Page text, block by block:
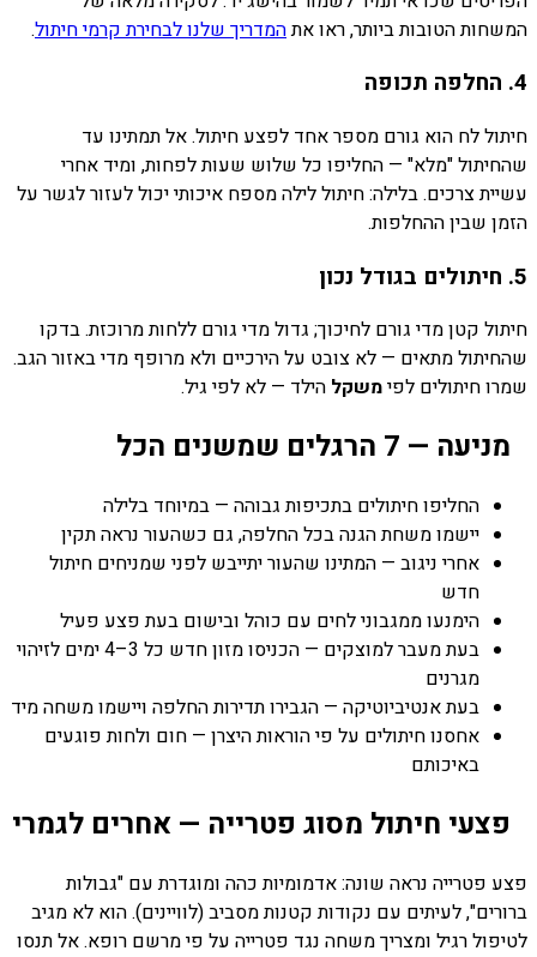
המשחות הטובות ביותר, ראו אתהמדריך שלנו לבחירת קרמי חיתול.
4. החלפה תכופה
חיתול לח הוא גורם מספר אחד לפצע חיתול. אל תמתינו עד
שהחיתול "מלא" — החליפו כל שלוש שעות לפחות, ומיד אחרי
עשיית צרכים. בלילה: חיתול לילה מספח איכותי יכול לעזור לגשר על
הזמן שבין ההחלפות.
5. חיתולים בגודל נכון
חיתול קטן מדי גורם לחיכוך; גדול מדי גורם ללחות מרוכזת. בדקו
שהחיתול מתאים — לא צובט על הירכיים ולא מרופף מדי באזור הגב.
שמרו חיתולים לפימשקל הילד — לא לפי גיל.
מניעה — 7 הרגלים שמשנים הכל
החליפו חיתולים בתכיפות גבוהה — במיוחד בלילה
יישמו משחת הגנה בכל החלפה, גם כשהעור נראה תקין
אחרי ניגוב — המתינו שהעור יתייבש לפני שמניחים חיתול
חדש
הימנעו ממגבוני לחים עם כוהל ובישום בעת פצע פעיל
בעת מעבר למוצקים — הכניסו מזון חדש כל 3–4 ימים לזיהוי
מגרנים
בעת אנטיביוטיקה — הגבירו תדירות החלפה ויישמו משחה מיד
אחסנו חיתולים על פי הוראות היצרן — חום ולחות פוגעים
באיכותם
פצעי חיתול מסוג פטרייה — אחרים לגמרי
פצע פטרייה נראה שונה: אדמומיות כהה ומוגדרת עם "גבולות
ברורים", לעיתים עם נקודות קטנות מסביב (לוויינים). הוא לא מגיב
לטיפול רגיל ומצריך משחה נגד פטרייה על פי מרשם רופא. אל תנסו